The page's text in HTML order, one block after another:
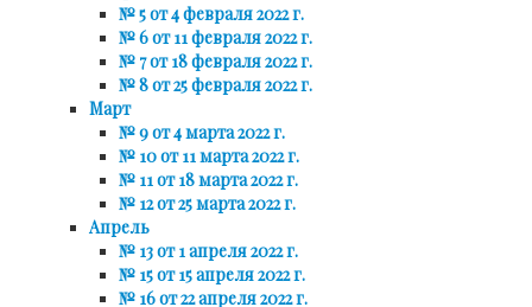
№ 5 от 4 февраля 2022 г.
№ 6 от 11 февраля 2022 г.
№ 7 от 18 февраля 2022 г.
№ 8 от 25 февраля 2022 г.
Март
№ 9 от 4 марта 2022 г.
№ 10 от 11 марта 2022 г.
№ 11 от 18 марта 2022 г.
№ 12 от 25 марта 2022 г.
Апрель
№ 13 от 1 апреля 2022 г.
№ 15 от 15 апреля 2022 г.
№ 16 от 22 апреля 2022 г.